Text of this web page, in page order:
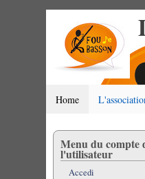
Home
Menu du compte
l'utilisateur
Accedi